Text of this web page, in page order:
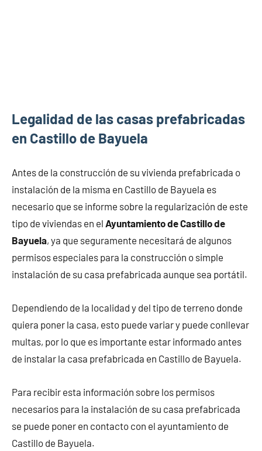
Legalidad de las casas prefabricadas
en Castillo de Bayuela
Antes de la construcción de su vivienda prefabricada o
instalación de la misma en Castillo de Bayuela es
necesario que se informe sobre la regularización de este
tipo de viviendas en el Ayuntamiento de Castillo de
Bayuela, ya que seguramente necesitará de algunos
permisos especiales para la construcción o simple
instalación de su casa prefabricada aunque sea portátil.
Dependiendo de la localidad y del tipo de terreno donde
quiera poner la casa, esto puede variar y puede conllevar
multas, por lo que es importante estar informado antes
de instalar la casa prefabricada en Castillo de Bayuela.
Para recibir esta información sobre los permisos
necesarios para la instalación de su casa prefabricada
se puede poner en contacto con el ayuntamiento de
Castillo de Bayuela.